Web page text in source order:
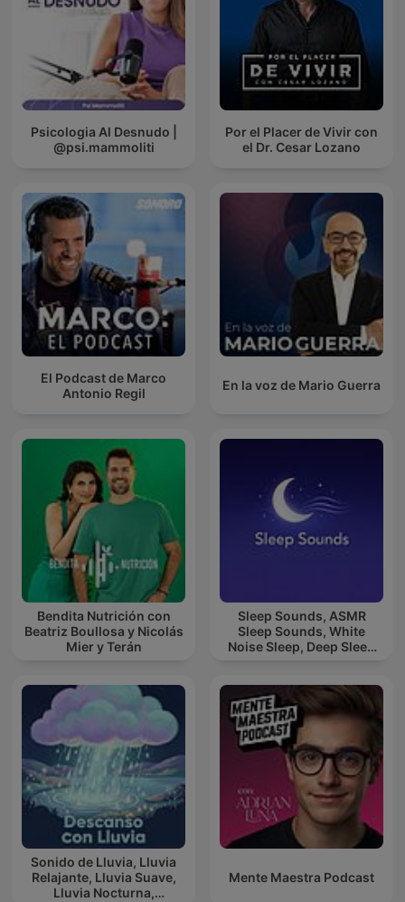
Psicologia Al Desnudo |
@psi.mammoliti
Por el Placer de Vivir con
el Dr. Cesar Lozano
El Podcast de Marco
Antonio Regil
En la voz de Mario Guerra
Bendita Nutrición con
Beatriz Boullosa y Nicolás
Mier y Terán
Sleep Sounds, ASMR
Sleep Sounds, White
Noise Sleep, Deep Sleep
Sonido de Lluvia, Lluvia
Relajante, Lluvia Suave,
Lluvia Nocturna,
Mente Maestra Podcast